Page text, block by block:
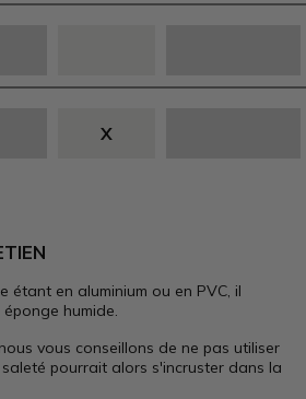
X
étant en aluminium ou en PVC, il
humide.
vous conseillons de ne pas utiliser
pourrait alors s'incruster dans la